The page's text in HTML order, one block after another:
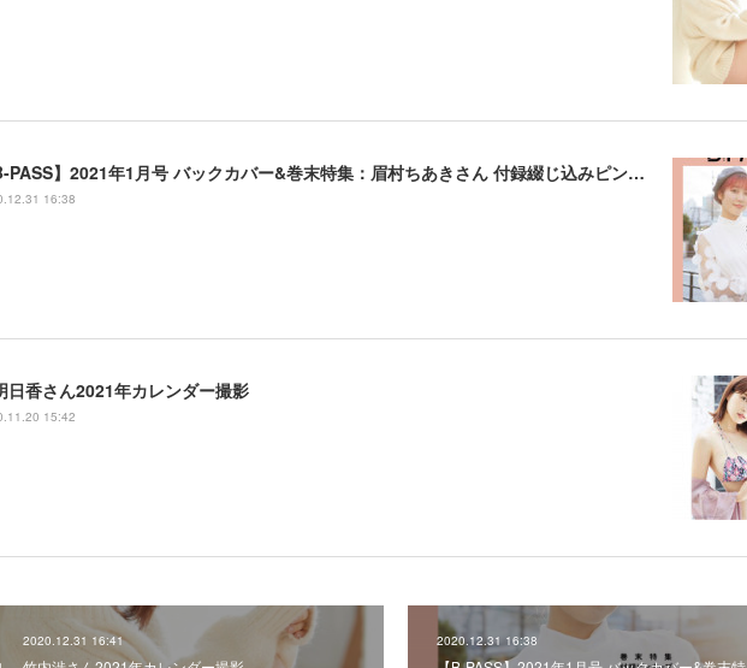
【B-PASS】2021年1月号 バックカバー&巻末特集：眉村ちあきさん 付録綴じ込みピンナップ撮影
16:38
日香さん2021年カレンダー撮影
15:42
2020.12.31 16:41 2020.12.31 16:38